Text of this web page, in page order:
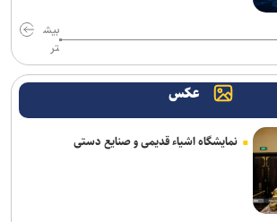
بیش
تر
عکس
نمایشگاه اشیاء قدیمی و صنایع دستی